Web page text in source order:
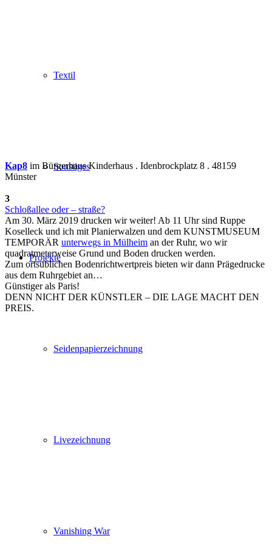
Textil
Sonstiges
Projekte
Seidenpapierzeichnung
Livezeichnung
Vanishing War
Kap8 im Bürgerhaus Kinderhaus . Idenbrockplatz 8 . 48159
Münster
3
Schloßallee oder – straße?
Am 30. März 2019 drucken wir weiter! Ab 11 Uhr sind Ruppe
Koselleck und ich mit Planierwalzen und dem KUNSTMUSEUM
TEMPORÄR unterwegs in Mülheim an der Ruhr, wo wir
quadratmeterweise Grund und Boden drucken werden.
Zum ortsüblichen Bodenrichtwertpreis bieten wir dann Prägedrucke
aus dem Ruhrgebiet an…
Günstiger als Paris!
DENN NICHT DER KÜNSTLER – DIE LAGE MACHT DEN
PREIS.